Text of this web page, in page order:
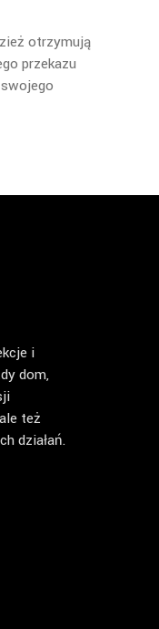
otrzymują
przekazu
i
dom,
też
działań.